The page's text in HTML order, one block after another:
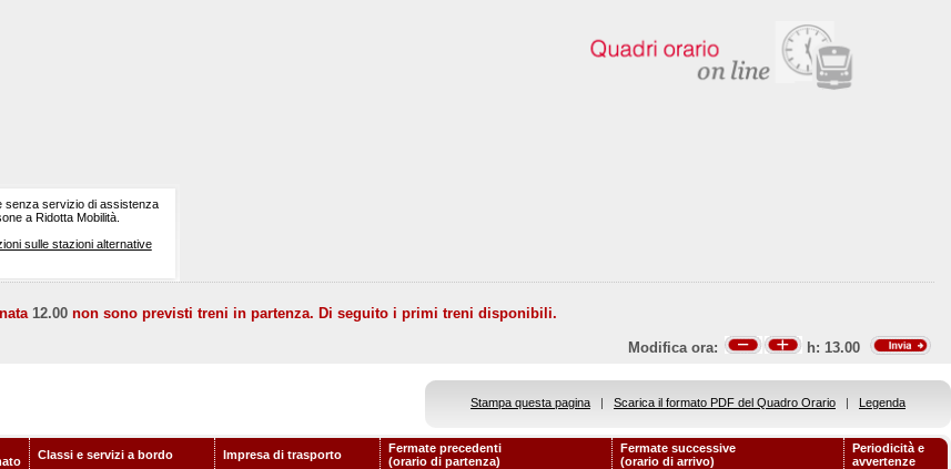
senza servizio di assistenza
a Ridotta Mobilità.
sulle stazioni alternative
12.00 non sono previsti treni in partenza. Di seguito i primi treni disponibili.
Modifica ora: h: 13.00
Stampa questa pagina | Scarica il formato PDF del Quadro Orario | Legenda
Classi e servizi a bordo Impresa di trasporto
Fermate precedenti
(orario di partenza)
Fermate successive
(orario di arrivo)
Periodicità e
avvertenze